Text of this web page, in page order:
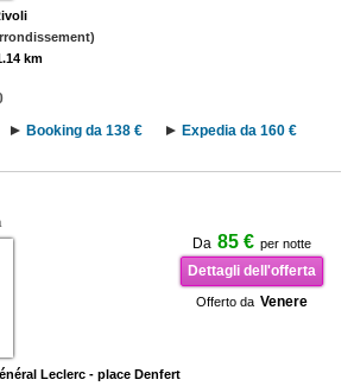
km
Booking da 138 €
Expedia da 160 €
Da 85 € per notte
Dettagli dell'offerta
Offerto da Venere
Leclerc - place Denfert